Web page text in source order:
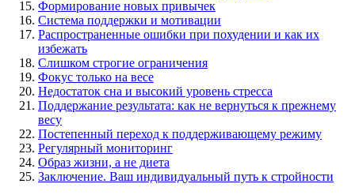
Формирование новых привычек
Система поддержки и мотивации
Распространенные ошибки при похудении и как их
избежать
Слишком строгие ограничения
Фокус только на весе
Недостаток сна и высокий уровень стресса
Поддержание результата: как не вернуться к прежнему
весу
Постепенный переход к поддерживающему режиму
Регулярный мониторинг
Образ жизни, а не диета
Заключение. Ваш индивидуальный путь к стройности